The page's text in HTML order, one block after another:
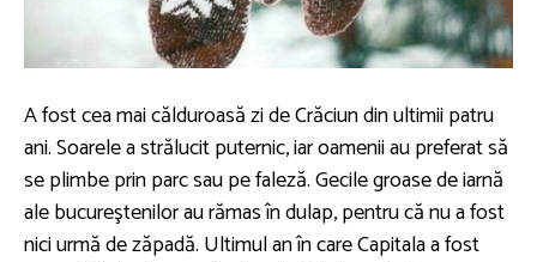
A fost cea mai călduroasă zi de Crăciun din ultimii patru
ani. Soarele a strălucit puternic, iar oamenii au preferat să
se plimbe prin parc sau pe faleză. Gecile groase de iarnă
ale bucureştenilor au rămas în dulap, pentru că nu a fost
nici urmă de zăpadă. Ultimul an în care Capitala a fost